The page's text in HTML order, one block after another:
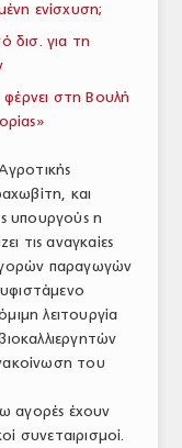
ενίσχυση;
δισ. για τη
στη Βουλή
και
υπουργούς η
τις αναγκαίες
παραγωγών
λειτουργία
του
αγορές έχουν
συνεταιρισμοί.